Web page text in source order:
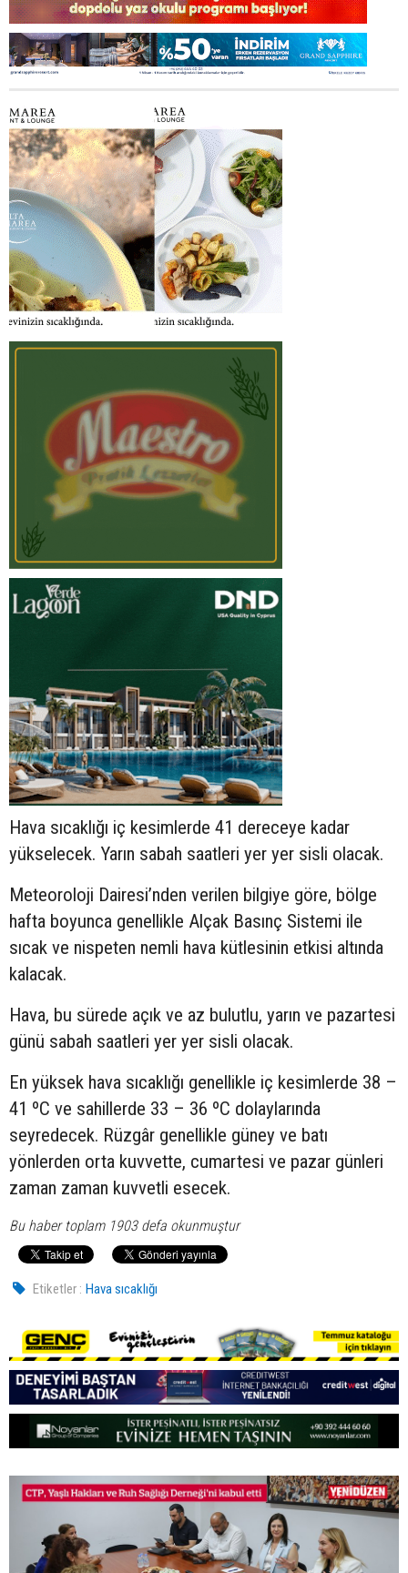
Hava sıcaklığı iç kesimlerde 41 dereceye kadar
yükselecek. Yarın sabah saatleri yer yer sisli olacak.
Meteoroloji Dairesi’nden verilen bilgiye göre, bölge
hafta boyunca genellikle Alçak Basınç Sistemi ile
sıcak ve nispeten nemli hava kütlesinin etkisi altında
kalacak.
Hava, bu sürede açık ve az bulutlu, yarın ve pazartesi
günü sabah saatleri yer yer sisli olacak.
En yüksek hava sıcaklığı genellikle iç kesimlerde 38 –
41 ºC ve sahillerde 33 – 36 ºC dolaylarında
seyredecek. Rüzgâr genellikle güney ve batı
yönlerden orta kuvvette, cumartesi ve pazar günleri
zaman zaman kuvvetli esecek.
Bu haber toplam 1903 defa okunmuştur
Etiketler : Hava sıcaklığı